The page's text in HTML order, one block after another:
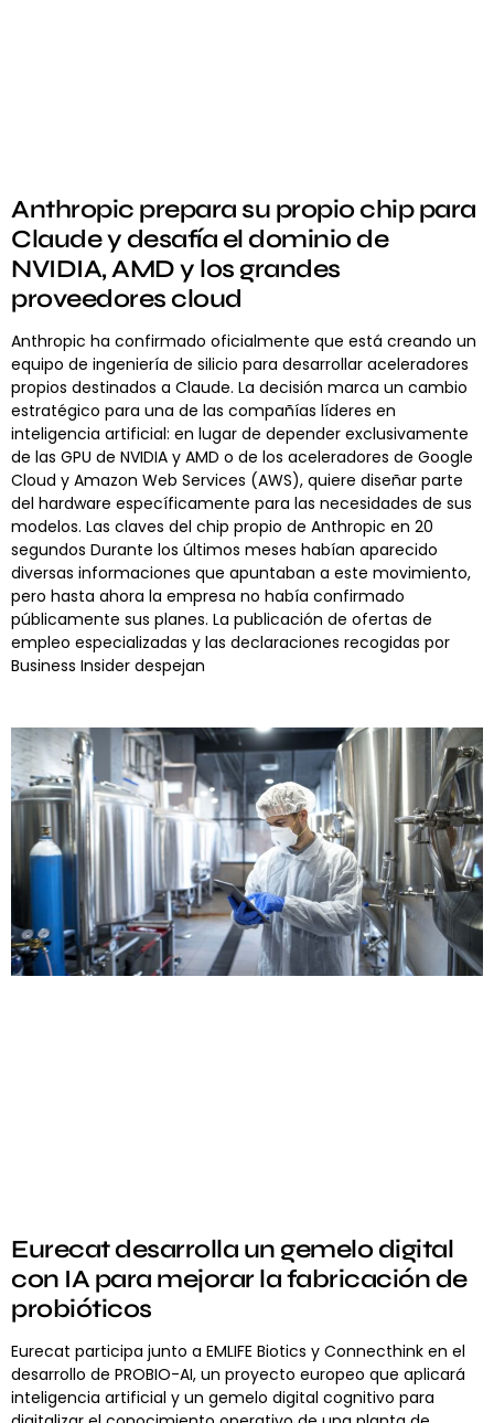
Anthropic prepara su propio chip para
Claude y desafía el dominio de
NVIDIA, AMD y los grandes
proveedores cloud
Anthropic ha confirmado oficialmente que está creando un
equipo de ingeniería de silicio para desarrollar aceleradores
propios destinados a Claude. La decisión marca un cambio
estratégico para una de las compañías líderes en
inteligencia artificial: en lugar de depender exclusivamente
de las GPU de NVIDIA y AMD o de los aceleradores de Google
Cloud y Amazon Web Services (AWS), quiere diseñar parte
del hardware específicamente para las necesidades de sus
modelos. Las claves del chip propio de Anthropic en 20
segundos Durante los últimos meses habían aparecido
diversas informaciones que apuntaban a este movimiento,
pero hasta ahora la empresa no había confirmado
públicamente sus planes. La publicación de ofertas de
empleo especializadas y las declaraciones recogidas por
Business Insider despejan
Eurecat desarrolla un gemelo digital
con IA para mejorar la fabricación de
probióticos
Eurecat participa junto a EMLIFE Biotics y Connecthink en el
desarrollo de PROBIO-AI, un proyecto europeo que aplicará
inteligencia artificial y un gemelo digital cognitivo para